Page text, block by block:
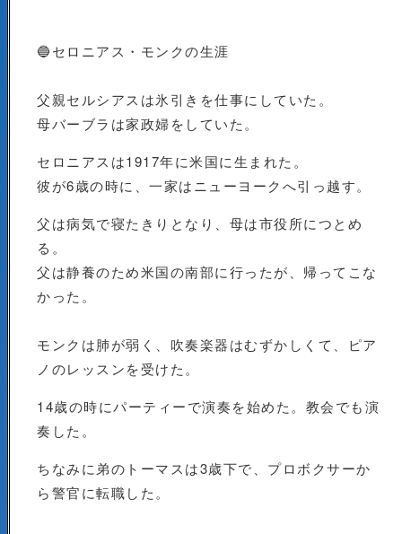
🔵セロニアス・モンクの生涯
父親セルシアスは氷引きを仕事にしていた。
母バーブラは家政婦をしていた。
セロニアスは1917年に米国に生まれた。
彼が6歳の時に、一家はニューヨークへ引っ越す。
父は病気で寝たきりとなり、母は市役所につとめ
る。
父は静養のため米国の南部に行ったが、帰ってこな
かった。
モンクは肺が弱く、吹奏楽器はむずかしくて、ピア
ノのレッスンを受けた。
14歳の時にパーティーで演奏を始めた。教会でも演
奏した。
ちなみに弟のトーマスは3歳下で、プロボクサーか
ら警官に転職した。